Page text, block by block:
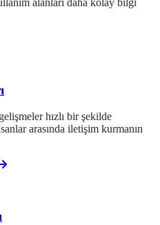
hızlı bir şekilde
arasında iletişim kurmanın